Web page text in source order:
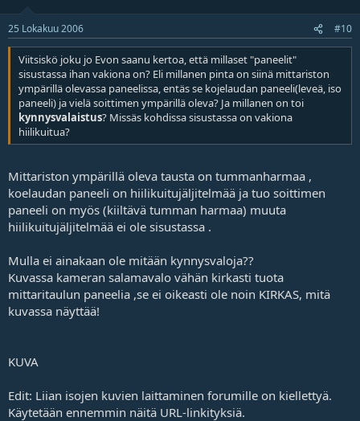
25 Lokakuu 2006 #10
Viitsiskö joku jo Evon saanu kertoa, että millaset "paneelit"
sisustassa ihan vakiona on? Eli millanen pinta on siinä mittariston
ympärillä olevassa paneelissa, entäs se kojelaudan paneeli(leveä, iso
paneeli) ja vielä soittimen ympärillä oleva? Ja millanen on toi
kynnysvalaistus? Missäs kohdissa sisustassa on vakiona
hiilikuitua?
Mittariston ympärillä oleva tausta on tummanharmaa ,
koelaudan paneeli on hiilikuitujäljitelmää ja tuo soittimen
paneeli on myös (kiiltävä tumman harmaa) muuta
hiilikuitujäljitelmää ei ole sisustassa .
Mulla ei ainakaan ole mitään kynnysvaloja??
Kuvassa kameran salamavalo vähän kirkasti tuota
mittaritaulun paneelia ,se ei oikeasti ole noin KIRKAS, mitä
kuvassa näyttää!
KUVA
Edit: Liian isojen kuvien laittaminen forumille on kiellettyä.
Käytetään ennemmin näitä URL-linkityksiä.